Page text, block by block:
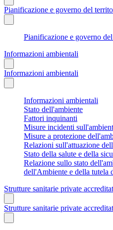
Pianificazione e governo del
Pianificazione e governo
Informazioni ambientali
Informazioni ambientali
Informazioni ambientali
Stato dell'ambiente
Fattori inquinanti
Misure incidenti
Misure a protezione
Relazioni sull'attuazione
Stato della salute e della
Relazione sullo stato
dell'Ambiente e della tutela
Strutture sanitarie private
Strutture sanitarie private